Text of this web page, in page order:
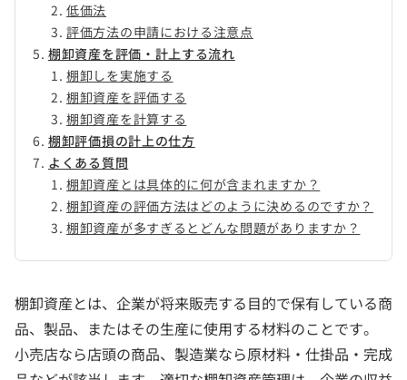
低価法
評価方法の申請における注意点
棚卸資産を評価・計上する流れ
棚卸しを実施する
棚卸資産を評価する
棚卸資産を計算する
棚卸評価損の計上の仕方
よくある質問
棚卸資産とは具体的に何が含まれますか？
棚卸資産の評価方法はどのように決めるのですか？
棚卸資産が多すぎるとどんな問題がありますか？
棚卸資産とは、企業が将来販売する目的で保有している商
品、製品、またはその生産に使用する材料のことです。
小売店なら店頭の商品、製造業なら原材料・仕掛品・完成